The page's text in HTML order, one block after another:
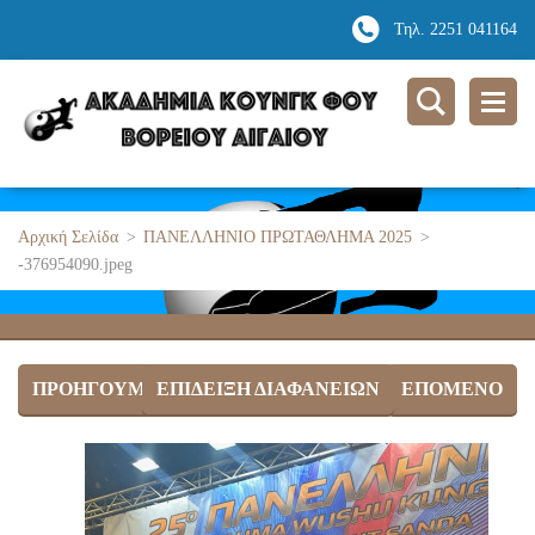
Τηλ. 2251 041164
Αρχική Σελίδα > ΠΑΝΕΛΛΗΝΙΟ ΠΡΩΤΑΘΛΗΜΑ 2025 >
-376954090.jpeg
ΠΡΟΗΓΟΎΜΕΝΟΕΠΊΔΕΙΞΗ ΔΙΑΦΑΝΕΙΏΝ ΕΠΌΜΕΝΟ